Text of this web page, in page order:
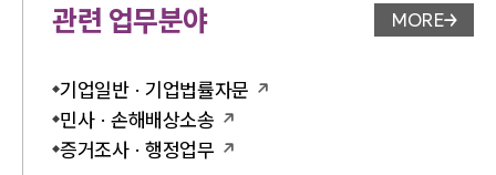
관련 업무분야 업무분야
MORE
기업일반 · 기업법률자문
민사 · 손해배상소송
증거조사 · 행정업무